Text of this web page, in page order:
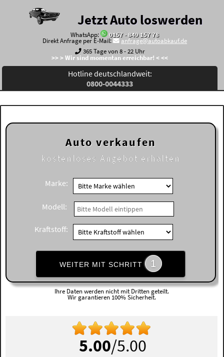
Jetzt Auto loswerden
WhatsApp:
0157 - 849 157 78
Direkt Anfrage per E-Mail:
anfrage@autoabkauf.de
365 Tage von 8 - 22 Uhr
>> > Wir sind momentan erreichbar! < <<
Hotline deutschlandweit:
0800-0044333
Auto verkaufen
kostenloses Angebot erhalten
Marke:
Modell:
Kraftstoff:
WEITER MIT SCHRITT 1
Ihre Daten werden nicht mit Dritten geteilt.
Wir garantieren 100% Sicherheit.
5.00/5.00